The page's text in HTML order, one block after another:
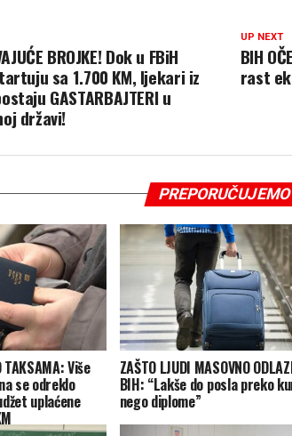
UP NEXT
BIH
rast
BROJKE! Dok u FBiH
sa 1.700 KM, ljekari iz
GASTARBAJTERI u
državi!
PREPORUČUJEMO
TAKSAMA: Više
se odreklo
uplaćene
ZAŠTO LJUDI MASOVNO
BIH: “Lakše do posla preko
nego diplome”